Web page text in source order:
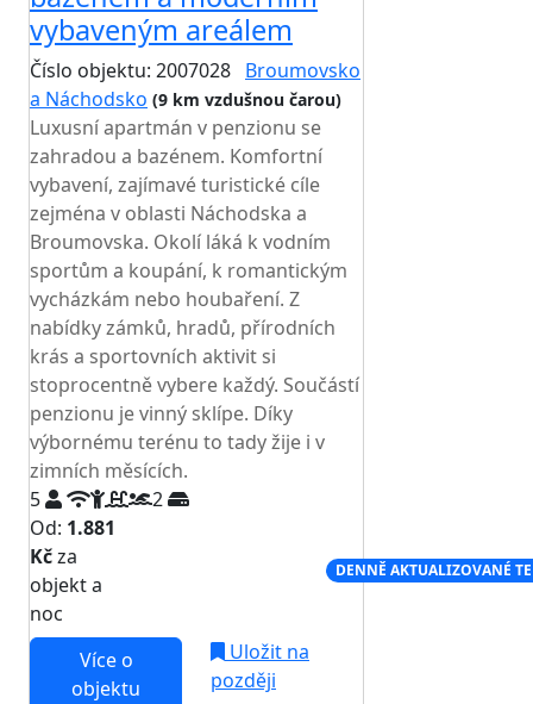
vybaveným areálem
Číslo objektu: 2007028 Broumovsko
a Náchodsko (9 km vzdušnou čarou)
Luxusní apartmán v penzionu se
zahradou a bazénem. Komfortní
vybavení, zajímavé turistické cíle
zejména v oblasti Náchodska a
Broumovska. Okolí láká k vodním
sportům a koupání, k romantickým
vycházkám nebo houbaření. Z
nabídky zámků, hradů, přírodních
krás a sportovních aktivit si
stoprocentně vybere každý. Součástí
penzionu je vinný sklípe. Díky
výbornému terénu to tady žije i v
zimních měsících.
5
2
Od: 1.881
Kčza
objekt a
noc
DENNĚ AKTUALIZOVANÉ
Více o
objektu
Uložit na
později